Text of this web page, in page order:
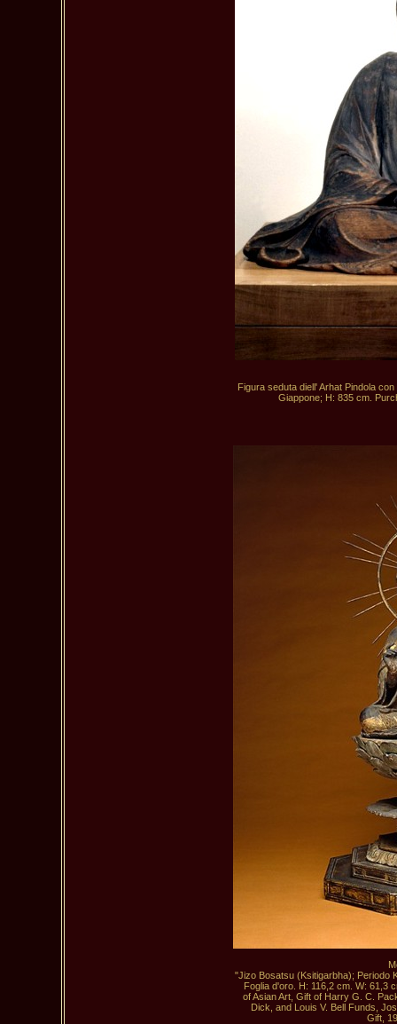
Figura seduta diell' Arhat Pindola
Giappone; H: 835 cm.
"Jizo Bosatsu (Ksitigarbha); Periodo
Foglia d'oro. H: 116,2 cm. W: 61,3
of Asian Art, Gift of Harry G. C.
Dick, and Louis V. Bell Funds,
Gift,